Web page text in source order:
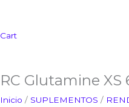
Cart
RC Glutamine XS
Inicio / SUPLEMENTOS /